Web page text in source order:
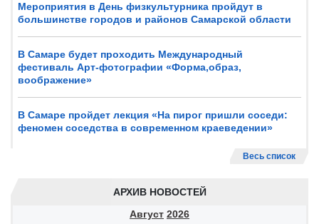
Мероприятия в День физкультурника пройдут в
большинстве городов и районов Самарской области
В Самаре будет проходить Международный
фестиваль Арт-фотографии «Форма,образ,
воображение»
В Самаре пройдет лекция «На пирог пришли соседи:
феномен соседства в современном краеведении»
Весь список
АРХИВ НОВОСТЕЙ
Август 2026